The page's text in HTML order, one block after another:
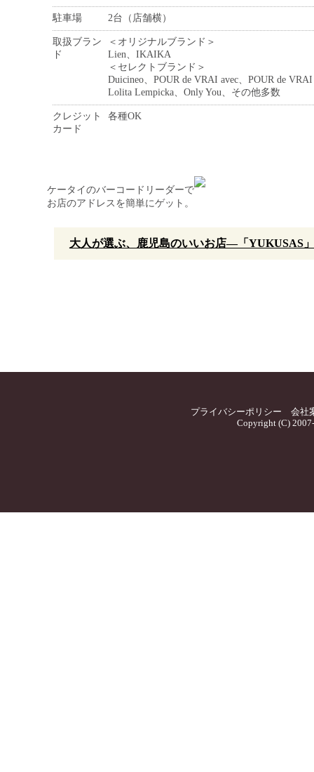
駐車場 2台（店舗横）
取扱ブラン
ド
＜オリジナルブランド＞
Lien、IKAIKA
＜セレクトブランド＞
Duicineo、POUR de VRAI avec、POUR de
Lolita Lempicka、Only You、その他多数
クレジット
カード
各種OK
ケータイのバーコードリーダーで
お店のアドレスを簡単にゲット。
大人が選ぶ、鹿児島のいいお店—「YUKUSAS
プライバシーポリシー
会社
Copyright (C)